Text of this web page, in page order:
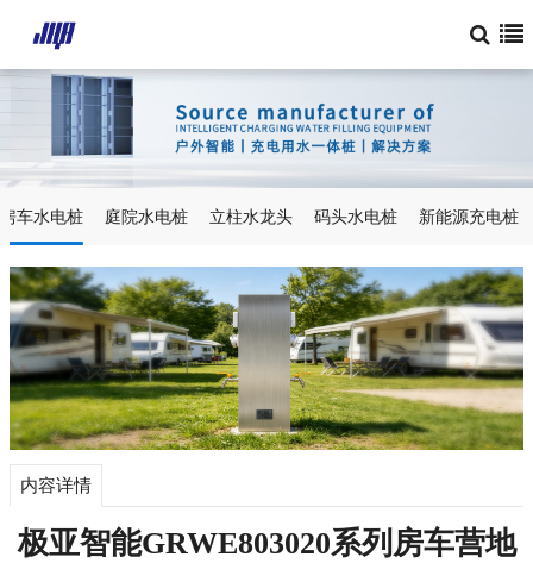
房车水电桩 庭院水电桩 立柱水龙头 码头水电桩 新能源充电桩
内容详情
极亚智能GRWE803020系列房车营地